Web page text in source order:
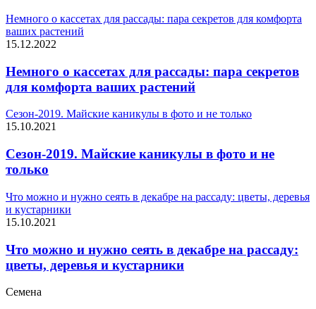
Немного о кассетах для рассады: пара секретов для комфорта
ваших растений
15.12.2022
Немного о кассетах для рассады: пара секретов
для комфорта ваших растений
Сезон-2019. Майские каникулы в фото и не только
15.10.2021
Сезон-2019. Майские каникулы в фото и не
только
Что можно и нужно сеять в декабре на рассаду: цветы, деревья
и кустарники
15.10.2021
Что можно и нужно сеять в декабре на рассаду:
цветы, деревья и кустарники
Семена